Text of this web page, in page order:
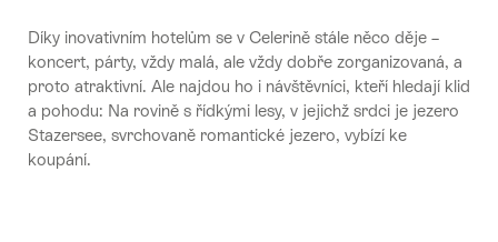
Díky inovativním hotelům se v Celerině stále něco děje –
koncert, párty, vždy malá, ale vždy dobře zorganizovaná, a
proto atraktivní. Ale najdou ho i návštěvníci, kteří hledají klid
a pohodu: Na rovině s řídkými lesy, v jejichž srdci je jezero
Stazersee, svrchovaně romantické jezero, vybízí ke
koupání.